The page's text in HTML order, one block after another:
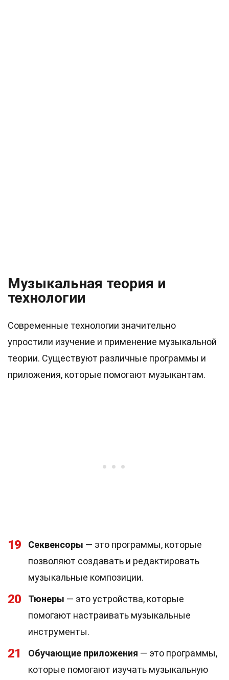
Музыкальная теория и
технологии
Современные технологии значительно
упростили изучение и применение музыкальной
теории. Существуют различные программы и
приложения, которые помогают музыкантам.
19 Секвенсоры — это программы, которые
позволяют создавать и редактировать
музыкальные композиции.
20 Тюнеры — это устройства, которые
помогают настраивать музыкальные
инструменты.
21 Обучающие приложения — это программы,
которые помогают изучать музыкальную